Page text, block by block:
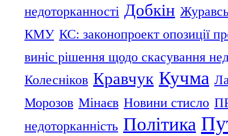
недоторканності Добкін
КМУ КС: законопроект опозиції
виніс рішення щодо скасування
Колесніков Кравчук Кучма
Морозов Мінаєв Новини стисло
недоторканність Політика